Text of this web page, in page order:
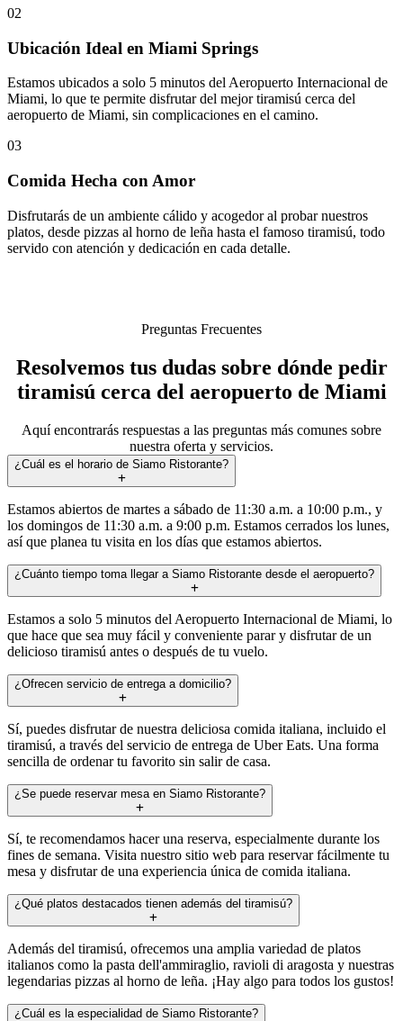
02
Ubicación Ideal en Miami Springs
Estamos ubicados a solo 5 minutos del Aeropuerto Internacional de
Miami, lo que te permite disfrutar del mejor tiramisú cerca del
aeropuerto de Miami, sin complicaciones en el camino.
03
Comida Hecha con Amor
Disfrutarás de un ambiente cálido y acogedor al probar nuestros
platos, desde pizzas al horno de leña hasta el famoso tiramisú, todo
servido con atención y dedicación en cada detalle.
Preguntas Frecuentes
Resolvemos tus dudas sobre dónde pedir
tiramisú cerca del aeropuerto de Miami
Aquí encontrarás respuestas a las preguntas más comunes sobre
nuestra oferta y servicios.
¿Cuál es el horario de Siamo Ristorante?
Estamos abiertos de martes a sábado de 11:30 a.m. a 10:00 p.m., y
los domingos de 11:30 a.m. a 9:00 p.m. Estamos cerrados los lunes,
así que planea tu visita en los días que estamos abiertos.
¿Cuánto tiempo toma llegar a Siamo Ristorante desde el aeropuerto?
Estamos a solo 5 minutos del Aeropuerto Internacional de Miami, lo
que hace que sea muy fácil y conveniente parar y disfrutar de un
delicioso tiramisú antes o después de tu vuelo.
¿Ofrecen servicio de entrega a domicilio?
Sí, puedes disfrutar de nuestra deliciosa comida italiana, incluido el
tiramisú, a través del servicio de entrega de Uber Eats. Una forma
sencilla de ordenar tu favorito sin salir de casa.
¿Se puede reservar mesa en Siamo Ristorante?
Sí, te recomendamos hacer una reserva, especialmente durante los
fines de semana. Visita nuestro sitio web para reservar fácilmente tu
mesa y disfrutar de una experiencia única de comida italiana.
¿Qué platos destacados tienen además del tiramisú?
Además del tiramisú, ofrecemos una amplia variedad de platos
italianos como la pasta dell'ammiraglio, ravioli di aragosta y nuestras
legendarias pizzas al horno de leña. ¡Hay algo para todos los gustos!
¿Cuál es la especialidad de Siamo Ristorante?